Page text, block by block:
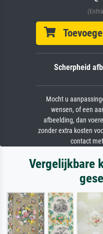
Scherpheid
Mocht u
wensen, of een
afbeelding, dan
zonder extra kosten
contact
Vergelijkbare